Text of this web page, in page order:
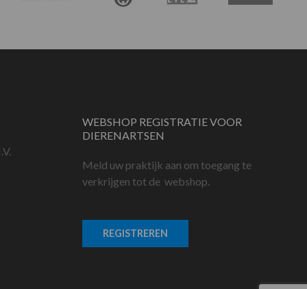
WEBSHOP REGISTRATIE VOOR
DIERENARTSEN
Meld uw praktijk aan om toegang te
verkrijgen tot de webshop.
REGISTREREN